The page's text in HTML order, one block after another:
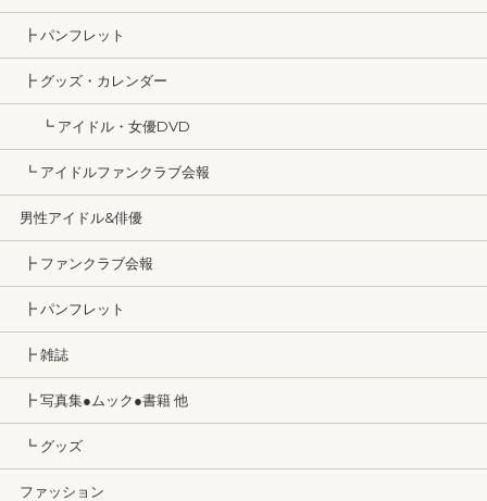
┣ パンフレット
┣ グッズ・カレンダー
┗ アイドル・女優DVD
┗ アイドルファンクラブ会報
男性アイドル&俳優
┣ ファンクラブ会報
┣ パンフレット
┣ 雑誌
┣ 写真集●ムック●書籍 他
┗ グッズ
ファッション